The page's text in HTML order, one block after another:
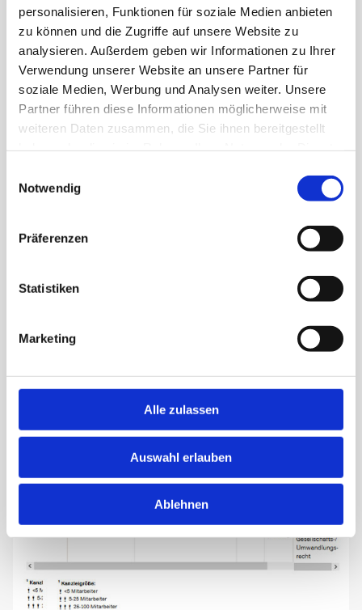
personalisieren, Funktionen für soziale Medien anbieten
zu können und die Zugriffe auf unsere Website zu
analysieren. Außerdem geben wir Informationen zu Ihrer
Verwendung unserer Website an unsere Partner für
soziale Medien, Werbung und Analysen weiter. Unsere
Partner führen diese Informationen möglicherweise mit
weiteren Daten zusammen, die Sie ihnen bereitgestellt
Notwendig
Präferenzen
Statistiken
Marketing
Alle zulassen
Auswahl erlauben
Ablehnen